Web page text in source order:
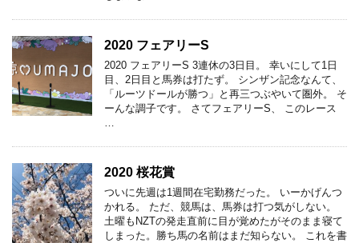
2020 フェアリーS
2020 フェアリーS 3連休の3日目。 幸いにして1日
目、2日目と馬券は打たず。 シンザン記念なんて、
「ルーツドールが勝つ」と再三つぶやいて圏外。 そ
ーんな調子です。 さてフェアリーS、 このレース
…
2020 桜花賞
ついに先週は1週間在宅勤務だった。 いーかげんつ
かれる。 ただ、競馬は、馬券は打つ気がしない。
土曜もNZTの発走直前に目が覚めたがそのまま寝て
しまった。勝ち馬の名前はまだ知らない。 これを書